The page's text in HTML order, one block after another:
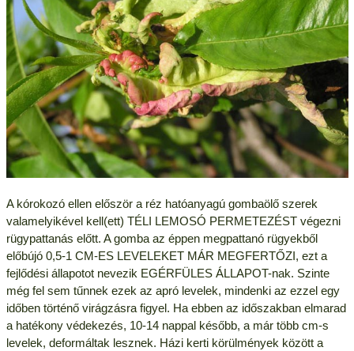
A kórokozó ellen először a réz hatóanyagú gombaölő szerek
valamelyikével kell(ett) TÉLI LEMOSÓ PERMETEZÉST végezni
rügypattanás előtt. A gomba az éppen megpattanó rügyekből
előbújó 0,5-1 CM-ES LEVELEKET MÁR MEGFERTŐZI, ezt a
fejlődési állapotot nevezik EGÉRFÜLES ÁLLAPOT-nak. Szinte
még fel sem tűnnek ezek az apró levelek, mindenki az ezzel egy
időben történő virágzásra figyel. Ha ebben az időszakban elmarad
a hatékony védekezés, 10-14 nappal később, a már több cm-s
levelek, deformáltak lesznek. Házi kerti körülmények között a